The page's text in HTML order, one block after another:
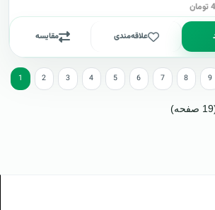
علاقه‌مندی مقایسه
1 2 3 4 5 6 7 8 9